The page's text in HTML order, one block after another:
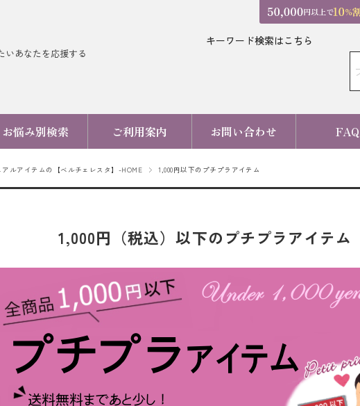
いあなたを応援する
キーワード検索はこちら
お悩み別検索 ご利用案内 お問い合わせ FAQ
ルアイテムの【ベルチェレスタ】-HOME 1,000円以下のプチプラアイテム
1,000円（税込）以下のプチプラアイテム